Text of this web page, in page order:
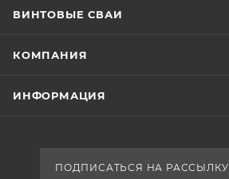
ВИНТОВЫЕ СВАИ
КОМПАНИЯ
ИНФОРМАЦИЯ
ПОДПИСАТЬСЯ НА РАССЫЛКУ